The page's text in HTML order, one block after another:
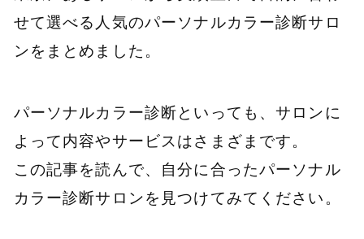
せて選べる人気のパーソナルカラー診断サロ
ンをまとめました。
パーソナルカラー診断といっても、サロンに
よって内容やサービスはさまざまです。
この記事を読んで、自分に合ったパーソナル
カラー診断サロンを見つけてみてください。